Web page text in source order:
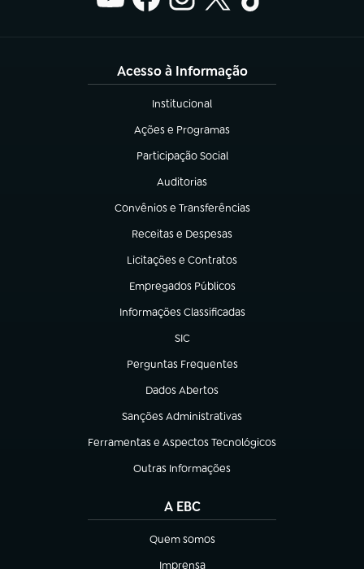
Acesso à Informação
Institucional
(abre em nova aba)
Ações e Programas
(abre em nova aba)
Participação Social
(abre em nova aba)
Auditorias
(abre em nova aba)
Convênios e Transferências
(abre em nova aba)
Receitas e Despesas
(abre em nova aba)
Licitações e Contratos
(abre em nova aba)
Empregados Públicos
(abre em nova aba)
Informações Classificadas
(abre em nova aba)
SIC
(abre em nova aba)
Perguntas Frequentes
(abre em nova aba)
Dados Abertos
(abre em nova aba)
Sanções Administrativas
(abre em nova aba)
Ferramentas e Aspectos Tecnológicos
(abre em nova aba)
Outras Informações
(abre em nova aba)
A EBC
Quem somos
(abre em nova aba)
Imprensa